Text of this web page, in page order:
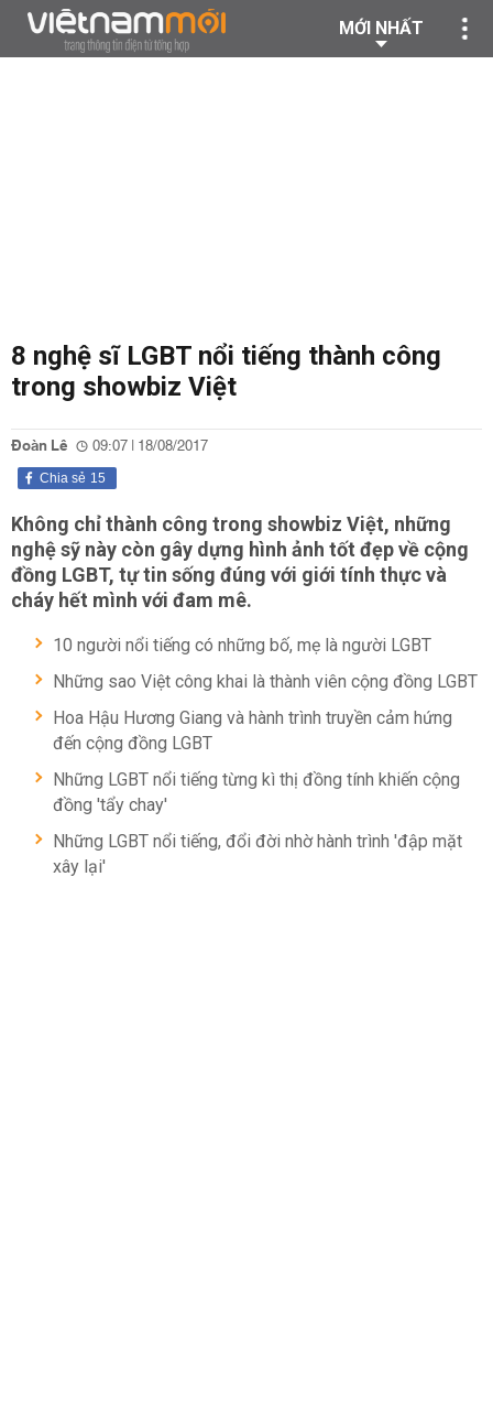
MỚI NHẤT
8 nghệ sĩ LGBT nổi tiếng thành công
trong showbiz Việt
Đoàn Lê 09:07 | 18/08/2017
15
Chia sẻ
Không chỉ thành công trong showbiz Việt, những
nghệ sỹ này còn gây dựng hình ảnh tốt đẹp về cộng
đồng LGBT, tự tin sống đúng với giới tính thực và
cháy hết mình với đam mê.
10 người nổi tiếng có những bố, mẹ là người LGBT
Những sao Việt công khai là thành viên cộng đồng LGBT
Hoa Hậu Hương Giang và hành trình truyền cảm hứng
đến cộng đồng LGBT
Những LGBT nổi tiếng từng kì thị đồng tính khiến cộng
đồng 'tẩy chay'
Những LGBT nổi tiếng, đổi đời nhờ hành trình 'đập mặt
xây lại'